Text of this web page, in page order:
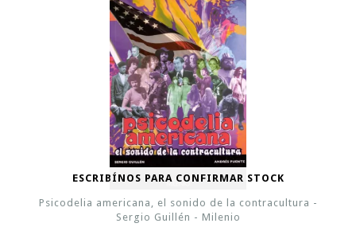
ESCRIBÍNOS PARA CONFIRMAR STOCK
Psicodelia americana, el sonido de la contracultura -
Sergio Guillén - Milenio